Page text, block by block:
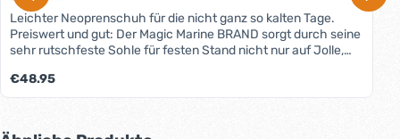
Leichter Neoprenschuh für die nicht ganz so kalten Tage.
Preiswert und gut: Der Magic Marine BRAND sorgt durch seine
sehr rutschfeste Sohle für festen Stand nicht nur auf Jolle,
Board ist er super geeignet. Die Sohle ist recht fest, sodass
sich der Druck beim Trapezsegeln gut verteilt. Und beim
und Ähnlichem. Das 3mm starke, kaschierte Neopren hat gute
Regulärer Preis:
€48.95